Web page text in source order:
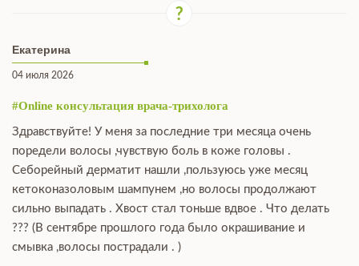
Екатерина
04 июля 2026
#Online консультация врача-трихолога
Здравствуйте! У меня за последние три месяца очень
поредели волосы ,чувствую боль в коже головы .
Себорейный дерматит нашли ,пользуюсь уже месяц
кетоконазоловым шампунем ,но волосы продолжают
сильно выпадать . Хвост стал тоньше вдвое . Что делать
??? (В сентябре прошлого года было окрашивание и
смывка ,волосы пострадали . )